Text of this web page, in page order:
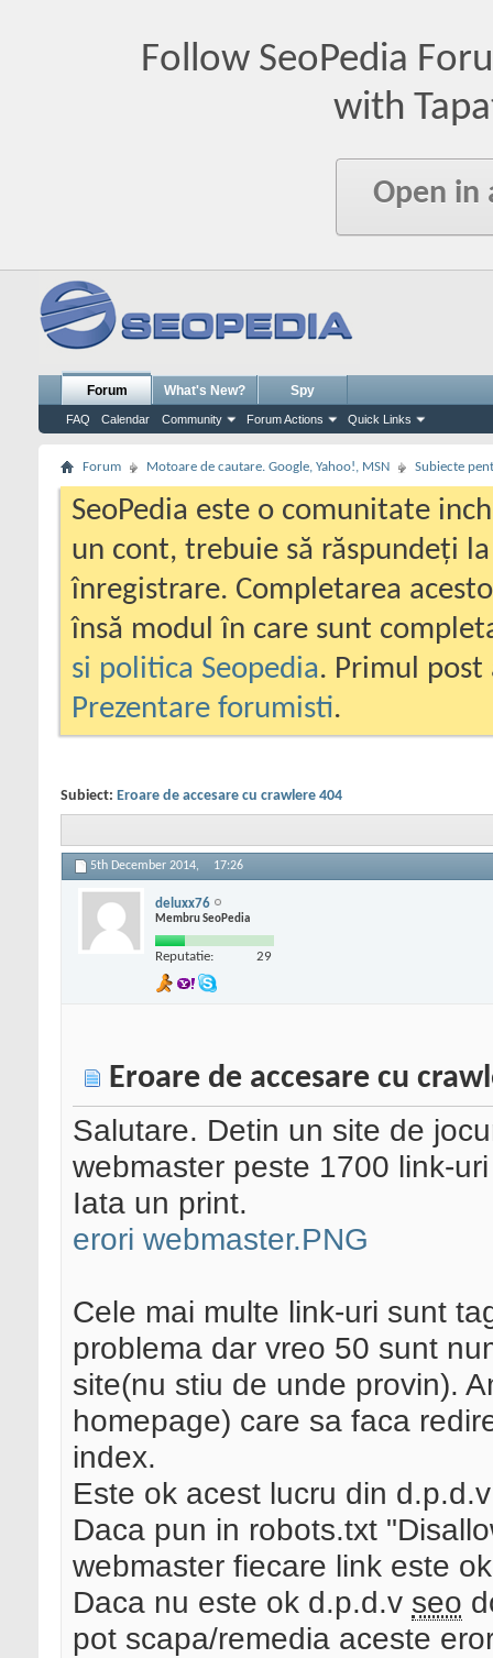
Follow SeoPedia
with
Open in
Forum
FAQ Calendar Community Forum Actions Quick Links
What's New? Spy
Forum Motoare de cautare. Google, Yahoo!, MSN Subiecte
SeoPedia este o comunitate
un cont, trebuie să răspundeți
înregistrare. Completarea
însă modul în care sunt
si politica Seopedia. Primul
Prezentare forumisti.
Subiect: Eroare de accesare cu crawlere 404
5th December 2014, 17:26
deluxx76
Membru SeoPedia
Reputatie: 29
Eroare de accesare cu
Salutare. Detin un site de
webmaster peste 1700 link-
Iata un print.
erori webmaster.PNG
Cele mai multe link-uri sunt
problema dar vreo 50 sunt
site(nu stiu de unde provin).
homepage) care sa faca
index.
Este ok acest lucru din
Daca pun in robots.txt
webmaster fiecare link este
Daca nu este ok d.p.d.v seo
pot scapa/remedia aceste